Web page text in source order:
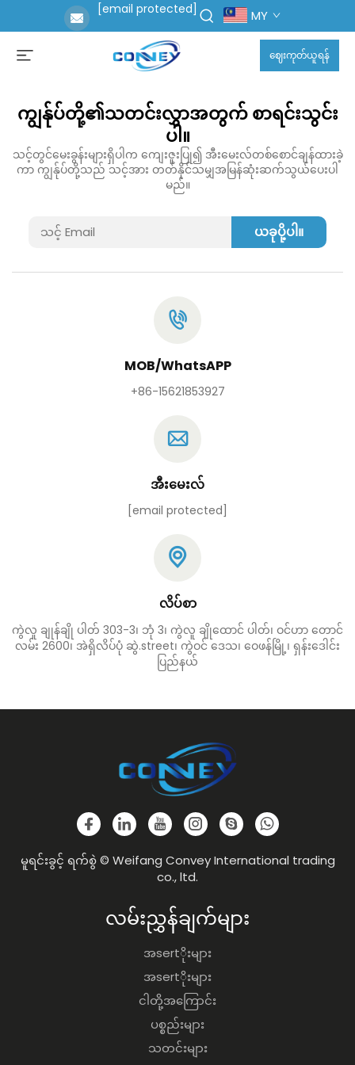
[email protected] MY
ဈေးကုတ်ယူရန်
ကျွန်ုပ်တို့၏သတင်းလွှာအတွက် စာရင်းသွင်း
ပါ။
သင့်တွင်မေးခွန်းများရှိပါက ကျေးဇူးပြု၍ အီးမေးလ်တစ်စောင်ချန်ထားခဲ့
ကာ ကျွန်ုပ်တို့သည် သင့်အား တတ်နိုင်သမျှအမြန်ဆုံးဆက်သွယ်ပေးပါ
မည်။
ယခုပို့ပါ။
MOB/WhatsAPP
+86-15621853927
အီးမေးလ်
[email protected]
လိပ်စာ
ကွဲလူ ချုန်ချို ပါတ် 303-3၊ ဘုံ 3၊ ကွဲလူ ချိုထောင် ပါတ်၊ ဝင်ဟာ တောင်
လမ်း 2600၊ အဲရှိလိပ်ပုံ ဆွဲ.street၊ ကွဲဝင် ဒေသ၊ ဝေဖန်မြို့၊ ရှန်းဒေါင်း
ပြည်နယ်
မူရင်းခွင့် ရက်စွဲ © Weifang Convey International trading
co., ltd.
လမ်းညွှန်ချက်များ
အsertိုးများ
အsertိုးများ
ငါတို့အကြောင်း
ပစ္စည်းများ
သတင်းများ